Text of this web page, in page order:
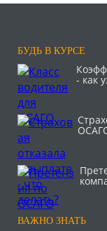
БУДЬ В КУРСЕ
- как
ВАЖНО ЗНАТЬ